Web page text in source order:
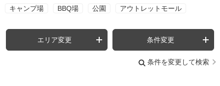
キャンプ場 BBQ場 公園 アウトレットモール
エリア変更 条件変更
条件を変更して検索